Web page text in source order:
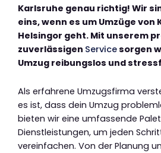
Karlsruhe genau richtig! Wir
eins, wenn es um Umzüge von
Helsingor geht. Mit unserem
zuverlässigen Servicesorgen
Umzug reibungslos und
Als erfahrene Umzugsfirma
es ist, dass dein Umzug
bieten wir eine umfassende
Dienstleistungen, um jeden
vereinfachen. Von der Planung